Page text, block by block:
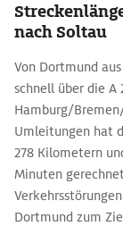
nach Soltau
Von Dortmund
schnell über die A
Hamburg/
Umleitungen hat
278 Kilometern
Minuten
Dortmund zum